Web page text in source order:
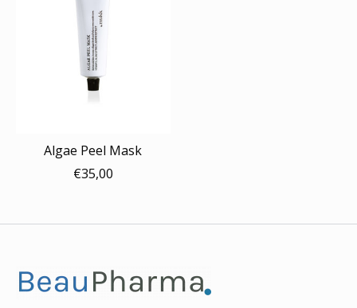
Algae Peel Mask
€35,00